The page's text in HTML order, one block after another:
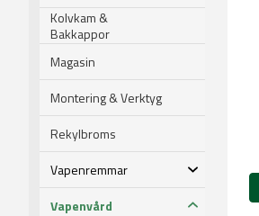
Kolvkam &
Bakkappor
Magasin
Montering & Verktyg
Rekylbroms
Vapenremmar
Vapenvård